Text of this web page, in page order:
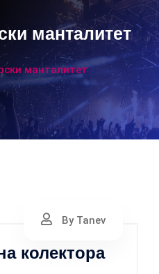
манталитет
манталитет
By Tanev
колектора